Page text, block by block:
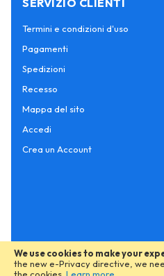
We use cookies to make your
the new e-Privacy directive, we
SERVIZIO CLIENTI
Termini e condizioni d'uso
Pagamenti
Spedizioni
Recesso
Mappa del sito
Accedi
Crea un Account